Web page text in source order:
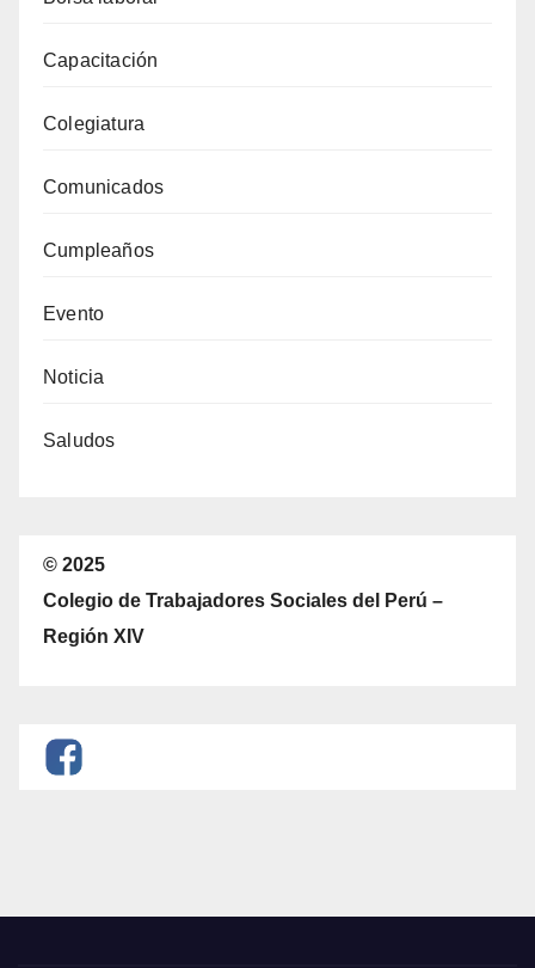
Capacitación
Colegiatura
Comunicados
Cumpleaños
Evento
Noticia
Saludos
© 2025
Colegio de Trabajadores Sociales del Perú –
Región XIV